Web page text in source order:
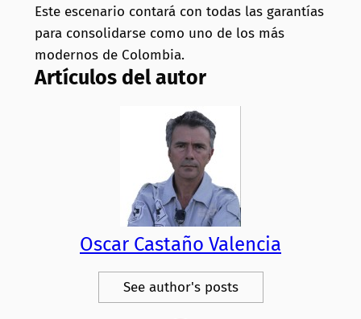
Este escenario contará con todas las garantías
para consolidarse como uno de los más
modernos de Colombia.
Artículos del autor
Oscar Castaño Valencia
See author's posts